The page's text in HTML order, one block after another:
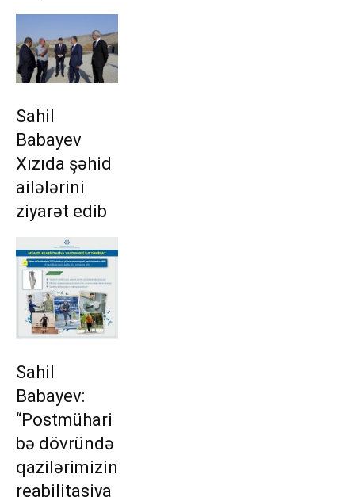
Sahil
Babayev
Xızıda şəhid
ailələrini
ziyarət edib
Sahil
Babayev:
“Postmühari
bə dövründə
qazilərimizin
reabilitasiya